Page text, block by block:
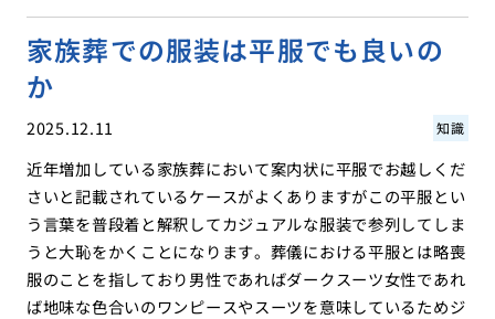
家族葬での服装は平服でも良いの
か
2025.12.11 知識
近年増加している家族葬において案内状に平服でお越しくだ
さいと記載されているケースがよくありますがこの平服とい
う言葉を普段着と解釈してカジュアルな服装で参列してしま
うと大恥をかくことになります。葬儀における平服とは略喪
服のことを指しており男性であればダークスーツ女性であれ
ば地味な色合いのワンピースやスーツを意味しているためジ